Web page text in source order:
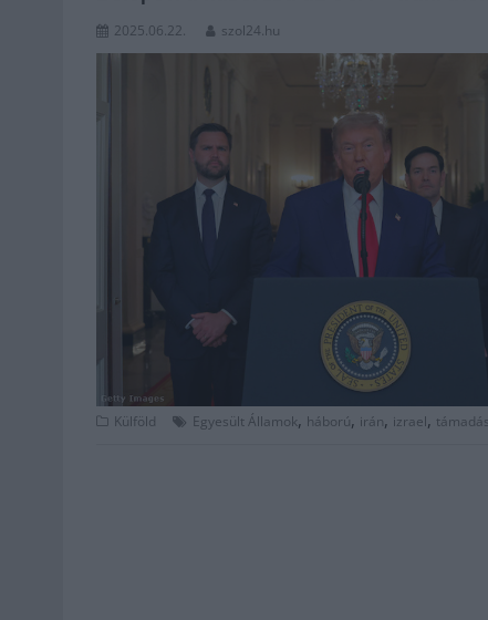
2025.06.22. szol24.hu
Külföld Egyesült Államok, háború, irán, izrael, támadás